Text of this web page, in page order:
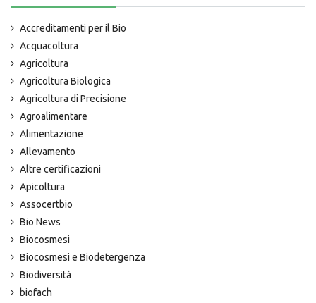
Accreditamenti per il Bio
Acquacoltura
Agricoltura
Agricoltura Biologica
Agricoltura di Precisione
Agroalimentare
Alimentazione
Allevamento
Altre certificazioni
Apicoltura
Assocertbio
Bio News
Biocosmesi
Biocosmesi e Biodetergenza
Biodiversità
biofach